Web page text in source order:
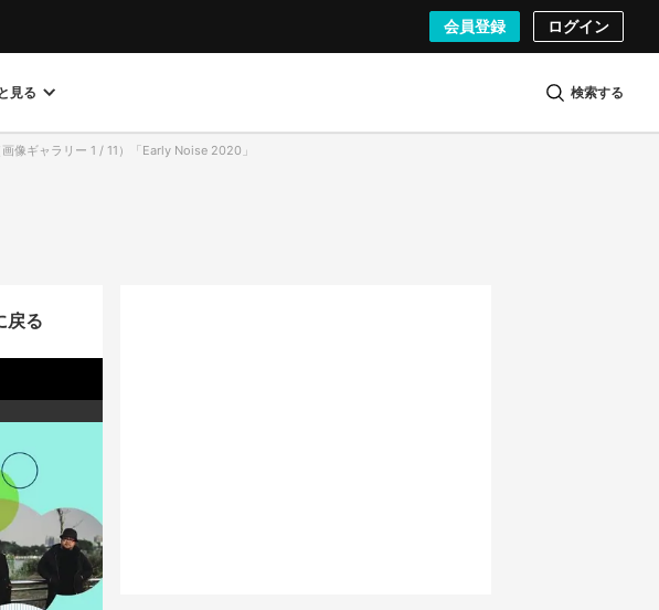
会員登録 ログイン
見る 検索する
画像ギャラリー 1 / 11）「Early Noise 2020」
戻る